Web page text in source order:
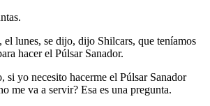
el lunes, se dijo, dijo Shilcars, que teníamos
hacer el Púlsar Sanador.
si yo necesito hacerme el Púlsar Sanador
me va a servir? Esa es una pregunta.